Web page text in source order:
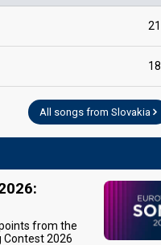
21
18
All songs from Slovakia
from the
Contest 2026